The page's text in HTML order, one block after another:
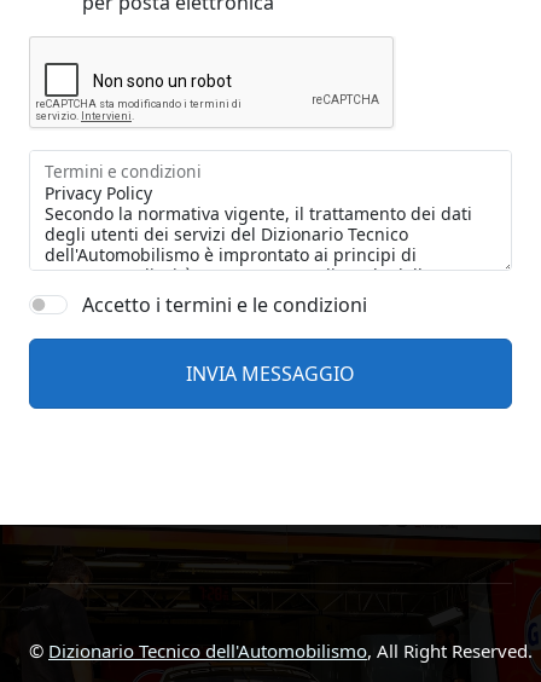
Termini e condizioni
Accetto i termini e le condizioni
© Dizionario Tecnico dell'Automobilismo, All Right Reserved.